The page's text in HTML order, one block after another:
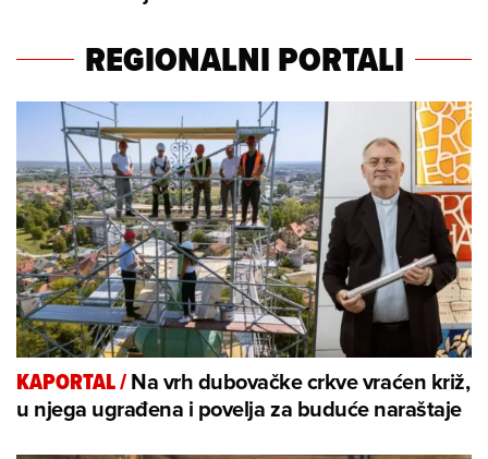
REGIONALNI PORTALI
KAPORTAL/Na vrh dubovačke crkve vraćen križ,
u njega ugrađena i povelja za buduće naraštaje